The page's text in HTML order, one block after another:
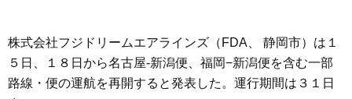
株式会社フジドリームエアラインズ（FDA、 静岡市）は１
５日、１８日から名古屋-新潟便、福岡−新潟便を含む一部
路線・便の運航を再開すると発表した。運行期間は３１日